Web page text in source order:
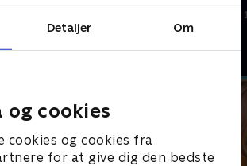
Detaljer Om
og cookies
cookies og cookies fra
for at give dig den bedste
ske nu
Bagmandspolitiet starter en
undersøgelse